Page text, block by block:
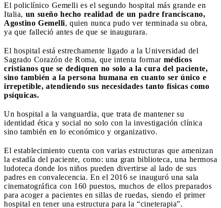
El policlínico Gemelli es el segundo hospital más grande en
Italia, un sueño hecho realidad de un padre franciscano,
Agostino Gemelli, quien nunca pudo ver terminada su obra,
ya que falleció antes de que se inaugurara.
El hospital está estrechamente ligado a la Universidad del
Sagrado Corazón de Roma, que intenta formar médicos
cristianos que se dediquen no solo a la cura del paciente,
sino también a la persona humana en cuanto ser único e
irrepetible, atendiendo sus necesidades tanto físicas como
psíquicas.
Un hospital a la vanguardia, que trata de mantener su
identidad ética y social no solo con la investigación clínica
sino también en lo económico y organizativo.
El establecimiento cuenta con varias estructuras que amenizan
la estadía del paciente, como: una gran biblioteca, una hermosa
ludoteca donde los niños pueden divertirse al lado de sus
padres en convalecencia. En el 2016 se inauguró una sala
cinematográfica con 160 puestos, muchos de ellos preparados
para acoger a pacientes en sillas de ruedas, siendo el primer
hospital en tener una estructura para la “cineterapia”.